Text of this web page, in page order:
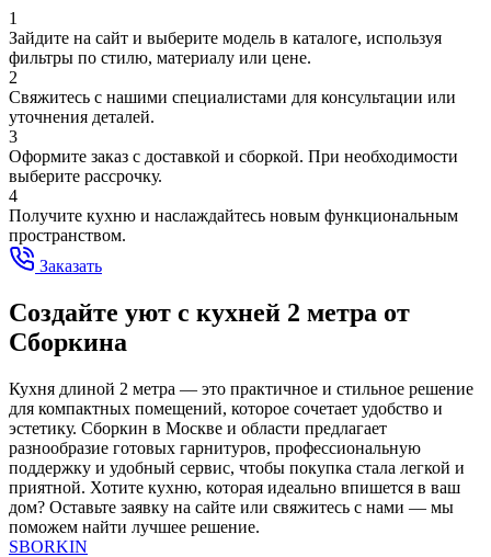
1
Зайдите на сайт и выберите модель в каталоге, используя
фильтры по стилю, материалу или цене.
2
Свяжитесь с нашими специалистами для консультации или
уточнения деталей.
3
Оформите заказ с доставкой и сборкой. При необходимости
выберите рассрочку.
4
Получите кухню и наслаждайтесь новым функциональным
пространством.
Заказать
Создайте уют с кухней 2 метра от
Сборкина
Кухня длиной 2 метра — это практичное и стильное решение
для компактных помещений, которое сочетает удобство и
эстетику. Сборкин в Москве и области предлагает
разнообразие готовых гарнитуров, профессиональную
поддержку и удобный сервис, чтобы покупка стала легкой и
приятной. Хотите кухню, которая идеально впишется в ваш
дом? Оставьте заявку на сайте или свяжитесь с нами — мы
поможем найти лучшее решение.
SBORKIN